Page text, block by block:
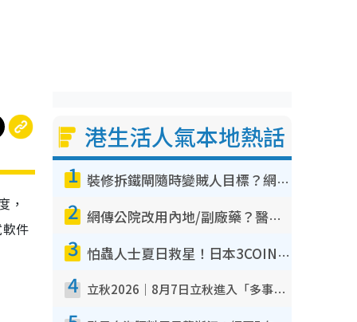
，
件
港生活人氣本地熱話
1 裝修拆鐵閘隨時變賊人目標？網民揭2大關鍵用途：裝新式等於白裝？附新舊鐵閘分別
2 網傳公院改用內地/副廠藥？醫生拆解正副廠分別 揭4類人換藥隨時出事
3 怕蟲人士夏日救星！日本3COINS爆紅驅蟲神器$45起 1招「全程免觸碰」輕鬆搞定小強
4 立秋2026｜8月7日立秋進入「多事之秋」 3件事唔做得！專家教6招開運 清枱頭／銀包納氣接好運